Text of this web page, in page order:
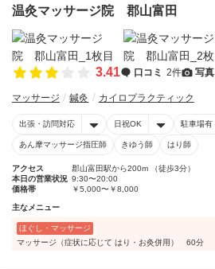
温灸マッサージ院 郡山富田
3.41 口コミ 2件 写真
マッサージ 鍼灸 カイロプラクティック
出張・訪問対応 日祝OK 駐車場有
あん摩マッサージ指圧師 きゆう師 はり師
アクセス
郡山富田駅から200m （徒歩3分）
本日の営業状況 9:30〜20:00
価格帯
￥5,000〜￥8,000
主なメニュー
ほぐし・マッサージ
マッサージ（症状に応じて はり・お灸併用） 60分